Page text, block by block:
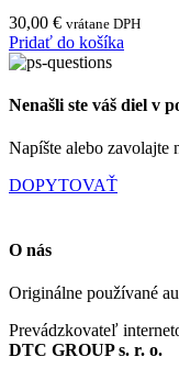
30,00 € vrátane DPH
Pridať do košíka
Nenašli ste váš diel v
Napíšte alebo zavolajte
DOPYTOVAŤ
O nás
Originálne používané
Prevádzkovateľ
DTC GROUP s. r. o.